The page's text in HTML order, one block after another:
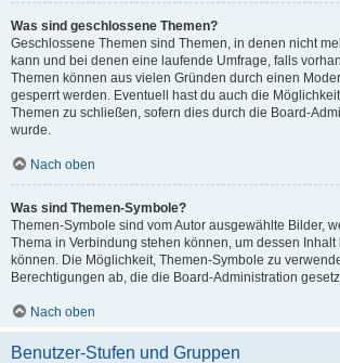
Was sind geschlossene Themen?
Geschlossene Themen sind Themen, in denen nicht
kann und bei denen eine laufende Umfrage, falls
Themen können aus vielen Gründen durch einen
gesperrt werden. Eventuell hast du auch die
Themen zu schließen, sofern dies durch die Board-
wurde.
Nach oben
Was sind Themen-Symbole?
Themen-Symbole sind vom Autor ausgewählte Bilder,
Thema in Verbindung stehen können, um dessen
können. Die Möglichkeit, Themen-Symbole zu
Berechtigungen ab, die die Board-Administration
Nach oben
Benutzer-Stufen und Gruppen